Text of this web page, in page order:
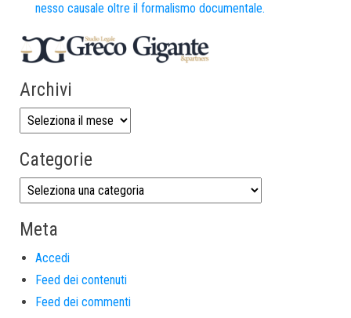
nesso causale oltre il formalismo documentale.
Archivi
Categorie
Meta
Accedi
Feed dei contenuti
Feed dei commenti